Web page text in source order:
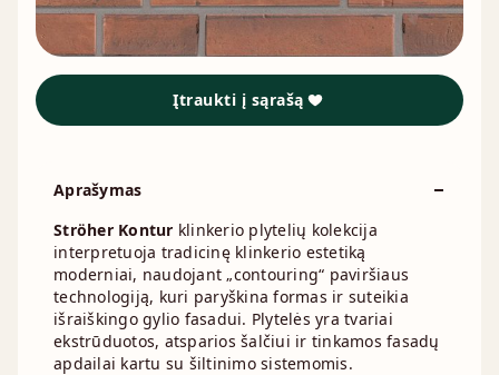
Įtraukti į sąrašą
Aprašymas
Ströher Kontur klinkerio plytelių kolekcija
interpretuoja tradicinę klinkerio estetiką
moderniai, naudojant „contouring“ paviršiaus
technologiją, kuri paryškina formas ir suteikia
išraiškingo gylio fasadui. Plytelės yra tvariai
ekstrūduotos, atsparios šalčiui ir tinkamos fasadų
apdailai kartu su šiltinimo sistemomis.